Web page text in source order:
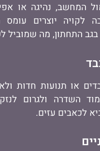
המחשב, נהיגה או
לקויה יוצרים עומס
בגב התחתון, מה שמוביל
או תנועות חדות
השדרה ולגרום
לכאבים עזים.